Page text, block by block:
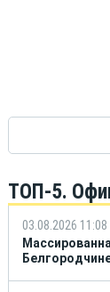
млн в
ТОП-5.
03.08.2026 11:08